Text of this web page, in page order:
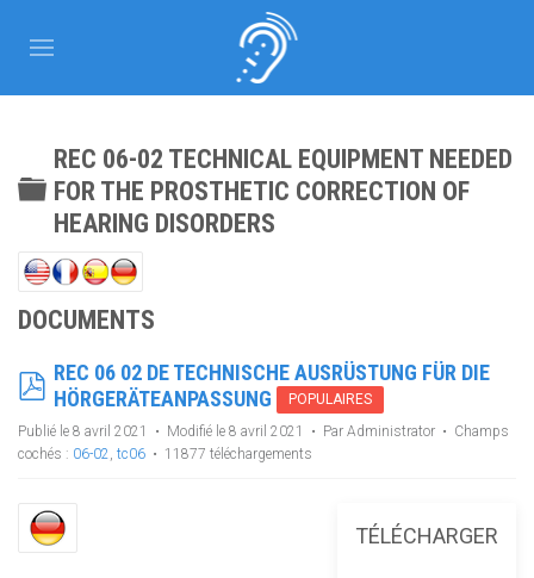
DOSSIER
REC 06-02 TECHNICAL EQUIPMENT NEEDED
FOR THE PROSTHETIC CORRECTION OF
HEARING DISORDERS
DOCUMENTS
PDF
REC 06 02 DE TECHNISCHE AUSRÜSTUNG FÜR DIE
HÖRGERÄTEANPASSUNG
POPULAIRES
Publié le 8 avril 2021
Modifié le 8 avril 2021 Par Administrator
Champs
cochés : 06-02 tc06 11877 téléchargements
TÉLÉCHARGER